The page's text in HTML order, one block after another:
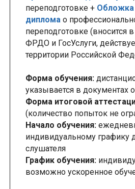
переподготовке + Обложка
диплома о
переподготовке (вносится
ФРДО и ГосУслуги,
территории Российской
Форма обучения:
указывается в документах
Форма итоговой
(количество попыток не
Начало обучения:
индивидуальному графику
слушателя
График обучения:
возможно ускоренное